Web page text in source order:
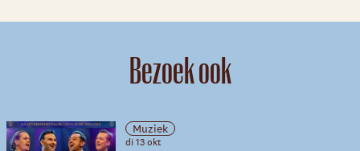
Bezoek ook
Muziek
di 13 okt